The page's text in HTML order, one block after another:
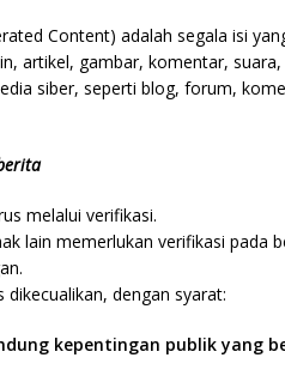
Content) adalah segala isi
artikel, gambar, komentar,
siber, seperti blog, forum,
melalui verifikasi.
lain memerlukan verifikasi pada
dengan syarat:
kepentingan publik yang